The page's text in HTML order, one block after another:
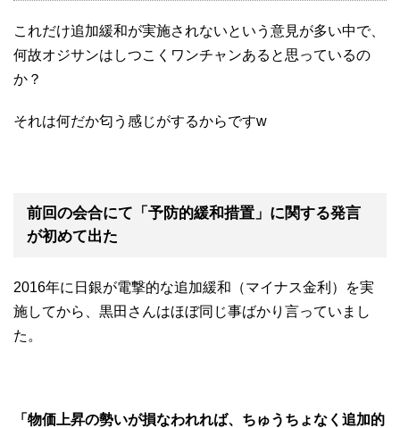
これだけ追加緩和が実施されないという意見が多い中で、
何故オジサンはしつこくワンチャンあると思っているの
か？
それは何だか匂う感じがするからですw
前回の会合にて「予防的緩和措置」に関する発言
が初めて出た
2016年に日銀が電撃的な追加緩和（マイナス金利）を実
施してから、黒田さんはほぼ同じ事ばかり言っていまし
た。
「物価上昇の勢いが損なわれれば、ちゅうちょなく追加的